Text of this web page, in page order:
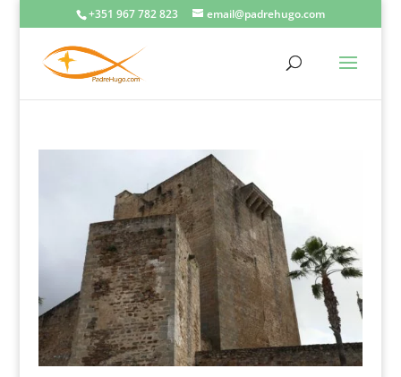
+351 967 782 823 email@padrehugo.com